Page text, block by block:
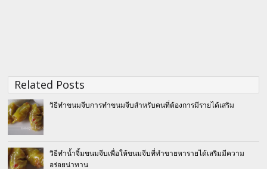
Related Posts
วิธีทำขนมจีบการทำขนมจีบสำหรับคนที่ต้องการมีรายได้เสริม
วิธีทำน้ำจิ้มขนมจีบเพื่อให้ขนมจีบที่ทำขายหารายได้เสริมมีความ
อร่อยน่าทาน